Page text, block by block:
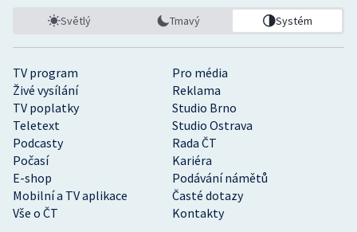
TV program
Pro média
Živé vysílání
Reklama
TV poplatky
Studio Brno
Teletext
Studio Ostrava
Podcasty
Rada ČT
Počasí
Kariéra
E-shop
Podávání námětů
Mobilní a TV aplikace
Časté dotazy
Vše o ČT
Kontakty
Světlý Tmavý Systém